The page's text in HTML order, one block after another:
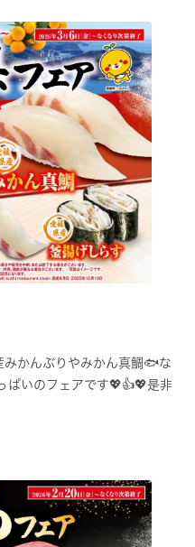
みかんぶりやみかん真鯛🐟な
ぱいのフェアです💖👍💖是非